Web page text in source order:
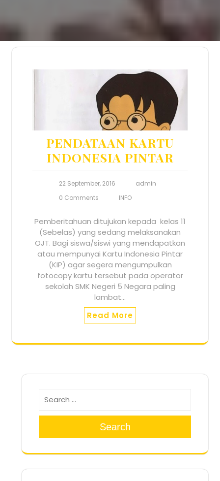
PENDATAAN KARTU
INDONESIA PINTAR
22 September, 2016
admin
0 Comments
INFO
Pemberitahuan ditujukan kepada kelas 11
(Sebelas) yang sedang melaksanakan
OJT. Bagi siswa/siswi yang mendapatkan
atau mempunyai Kartu Indonesia Pintar
(KIP) agar segera mengumpulkan
fotocopy kartu tersebut pada operator
sekolah SMK Negeri 5 Negara paling
lambat…
Read More
Search